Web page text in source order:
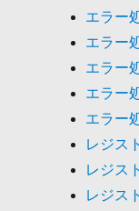
エラー
エラー
エラー
エラー
エラー
レジス
レジス
レジス